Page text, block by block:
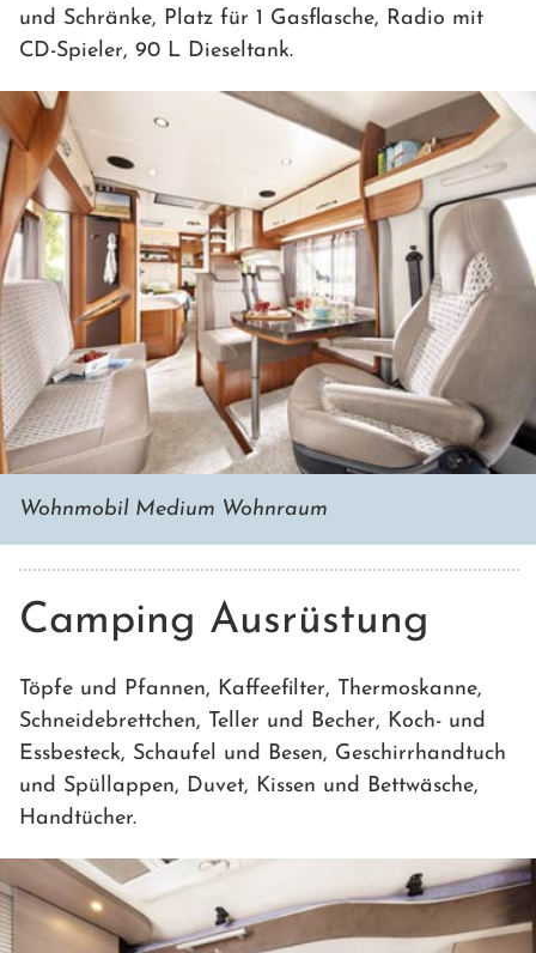
und Schränke, Platz für 1 Gasflasche, Radio mit
CD-Spieler, 90 L Dieseltank.
Wohnmobil Medium Wohnraum
Camping Ausrüstung
Töpfe und Pfannen, Kaffeefilter, Thermoskanne,
Schneidebrettchen, Teller und Becher, Koch- und
Essbesteck, Schaufel und Besen, Geschirrhandtuch
und Spüllappen, Duvet, Kissen und Bettwäsche,
Handtücher.